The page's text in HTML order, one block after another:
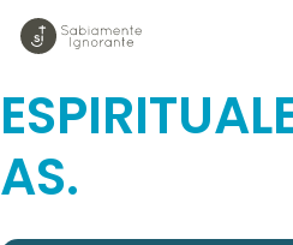
EJERCICIOS
AS.